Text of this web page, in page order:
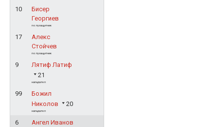
10
Бисер
Георгиев
полузащитник
17
Алекс
Стойчев
полузащитник
9
Лятиф Латиф
21
нападател
99
Божил
Николов
20
нападател
6
Ангел Иванов